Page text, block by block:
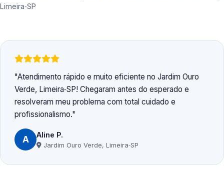
Limeira‑SP
Atendimento rápido e muito eficiente no Jardim Ouro
Verde, Limeira‑SP! Chegaram antes do esperado e
resolveram meu problema com total cuidado e
profissionalismo.
A Aline P.
Jardim Ouro Verde, Limeira‑SP